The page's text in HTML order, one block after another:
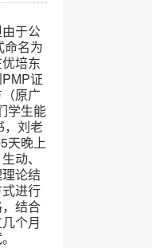
于公
命名为
培东
证
原广
学生能
，刘老
天晚上
动、
论结
进行
结合
个月